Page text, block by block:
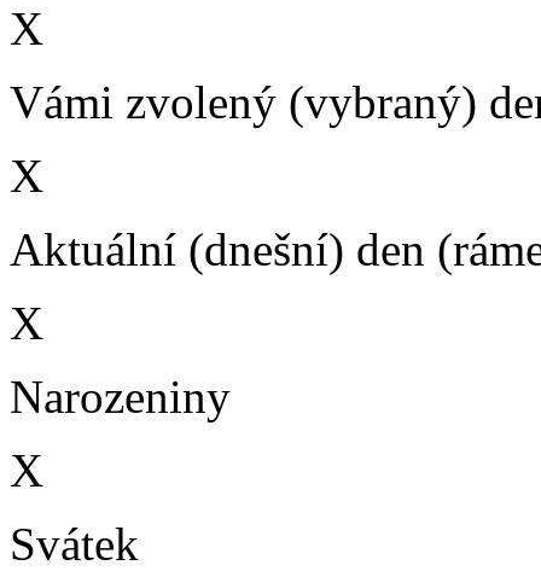
X
Vámi zvolený (vybraný)
X
Aktuální (dnešní) den
X
Narozeniny
X
Svátek